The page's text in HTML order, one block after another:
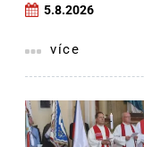
5.8.2026
více